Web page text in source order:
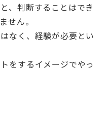
、判断することはでき
せん。
なく、経験が必要とい
をするイメージでやっ